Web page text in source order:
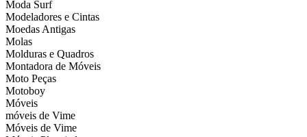
Moda Surf
Modeladores e Cintas
Moedas Antigas
Molas
Molduras e Quadros
Montadora de Móveis
Moto Peças
Motoboy
Móveis
móveis de Vime
Móveis de Vime